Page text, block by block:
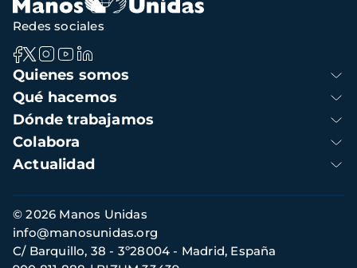
Navegación
principal
Quienes somos
Qué hacemos
Dónde trabajamos
Colabora
Actualidad
Redes sociales
Información
de
contacto
© 2026 Manos Unidas
C/ Barquillo, 38 - 3º28004 - Madrid, España
info@manosunidas.org